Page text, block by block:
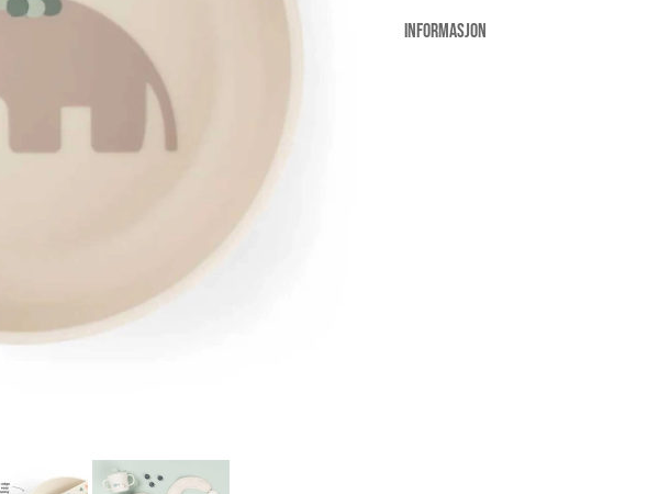
INFORMASJON